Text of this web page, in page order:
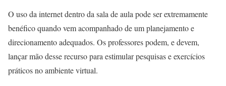
O uso da internet dentro da sala de aula pode ser extremamente
benéfico quando vem acompanhado de um planejamento e
direcionamento adequados. Os professores podem, e devem,
lançar mão desse recurso para estimular pesquisas e exercícios
práticos no ambiente virtual.